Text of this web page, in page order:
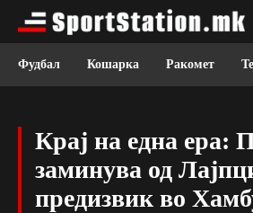
Фудбал Кошарка Ракомет
Крај на една ера:
заминува од
предизвик во